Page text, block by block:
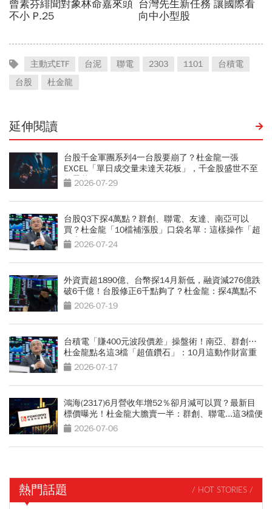
主動式ETF 台泥 聯電 2303 1101
台積電
台股
杜金龍
延伸閱讀
台股千金軍團系列4一台股要崩了？杜金龍一張
EXCEL「單日成交量未達天花板」，千金股盛世不至
於曇花一現
2026-07-29
台股Q3下探4萬點？群創、聯電、友達、南亞可以
買？杜金龍「10檔補漲股」口袋名單：這樣操作「超
好賺的啦」
2026-07-24
外資賣超1890億、台幣探14月新低，融資減276億跌
破6千億！台股修正6千點夠了？杜金龍：探4萬點不
無可能
2026-07-19
台積電「賺400元波段價差」操盤術！南亞、群創…
杜金龍點名這3檔「超值鑽石」：10月這動作財富重
分配2026-07-17
鴻海(2317)6月營收年增52％卻月減可以買？最新目
標價曝光！杜金龍大膽賣一半：群創、聯電...這3檔便
當股更有肉
2026-07-06
熱門話題 / HOT STORIES /